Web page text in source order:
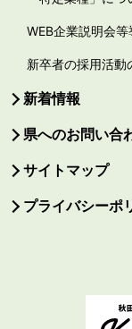
WEB企業説明会
新卒者の採用活動
新着情報
県へのお問い合
サイトマップ
プライバシーポ